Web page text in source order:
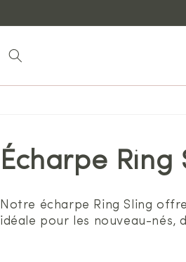
Écharpe Ring
Notre écharpe Ring Sling
idéale pour les nouveau-nés,